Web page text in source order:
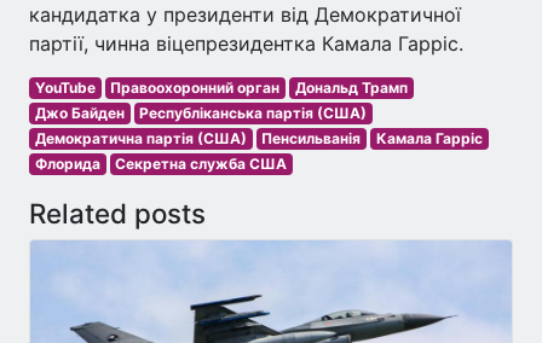
кандидатка у президенти від Демократичної
партії, чинна віцепрезидентка Камала Гарріс.
YouTube Правоохоронний орган
Дональд Трамп
Джо Байден
Республіканська партія (США)
Демократична партія (США)
Пенсильванія
Камала Гарріс
Флорида
Секретна служба США
Related posts